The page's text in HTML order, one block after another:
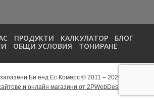
ПРОДУКТИ КАЛКУЛАТОР
БЛОГ
ОБЩИ УСЛОВИЯ ТОНИРАНЕ
Би енд Ес Комерс © 2011 – 2026
и онлайн магазини от 2PWebDesign.net